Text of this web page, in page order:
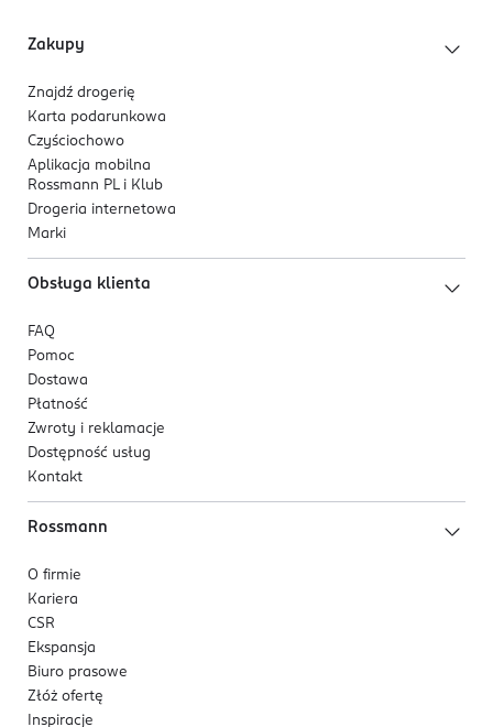
Zakupy
Znajdź drogerię
Karta podarunkowa
Czyściochowo
Aplikacja mobilna
Rossmann PL i Klub
Drogeria internetowa
Marki
Obsługa klienta
FAQ
Pomoc
Dostawa
Płatność
Zwroty i reklamacje
Dostępność usług
Kontakt
Rossmann
O firmie
Kariera
CSR
Ekspansja
Biuro prasowe
Złóż ofertę
Inspiracje